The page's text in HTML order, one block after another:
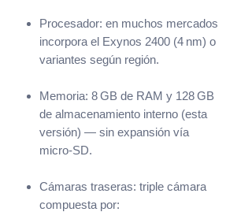
Procesador: en muchos mercados
incorpora el Exynos 2400 (4 nm) o
variantes según región.
Memoria: 8 GB de RAM y 128 GB
de almacenamiento interno (esta
versión) — sin expansión vía
micro‑SD.
Cámaras traseras: triple cámara
compuesta por: